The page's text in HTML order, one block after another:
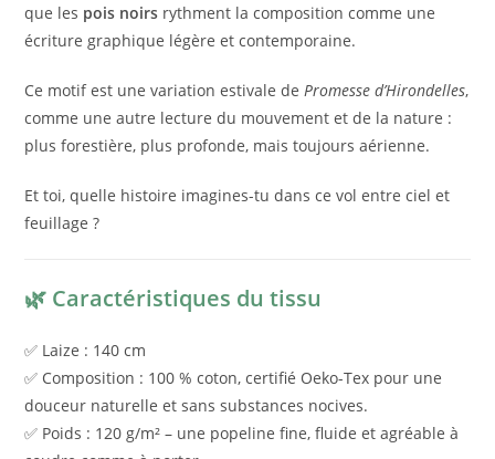
que les pois noirs rythment la composition comme une
écriture graphique légère et contemporaine.
Ce motif est une variation estivale dePromesse d’Hirondelles,
comme une autre lecture du mouvement et de la nature :
plus forestière, plus profonde, mais toujours aérienne.
Et toi, quelle histoire imagines-tu dans ce vol entre ciel et
feuillage ?
🌿 Caractéristiques du tissu
✅ Laize : 140 cm
✅ Composition : 100 % coton, certifié Oeko-Tex pour une
douceur naturelle et sans substances nocives.
✅ Poids : 120 g/m² – une popeline fine, fluide et agréable à